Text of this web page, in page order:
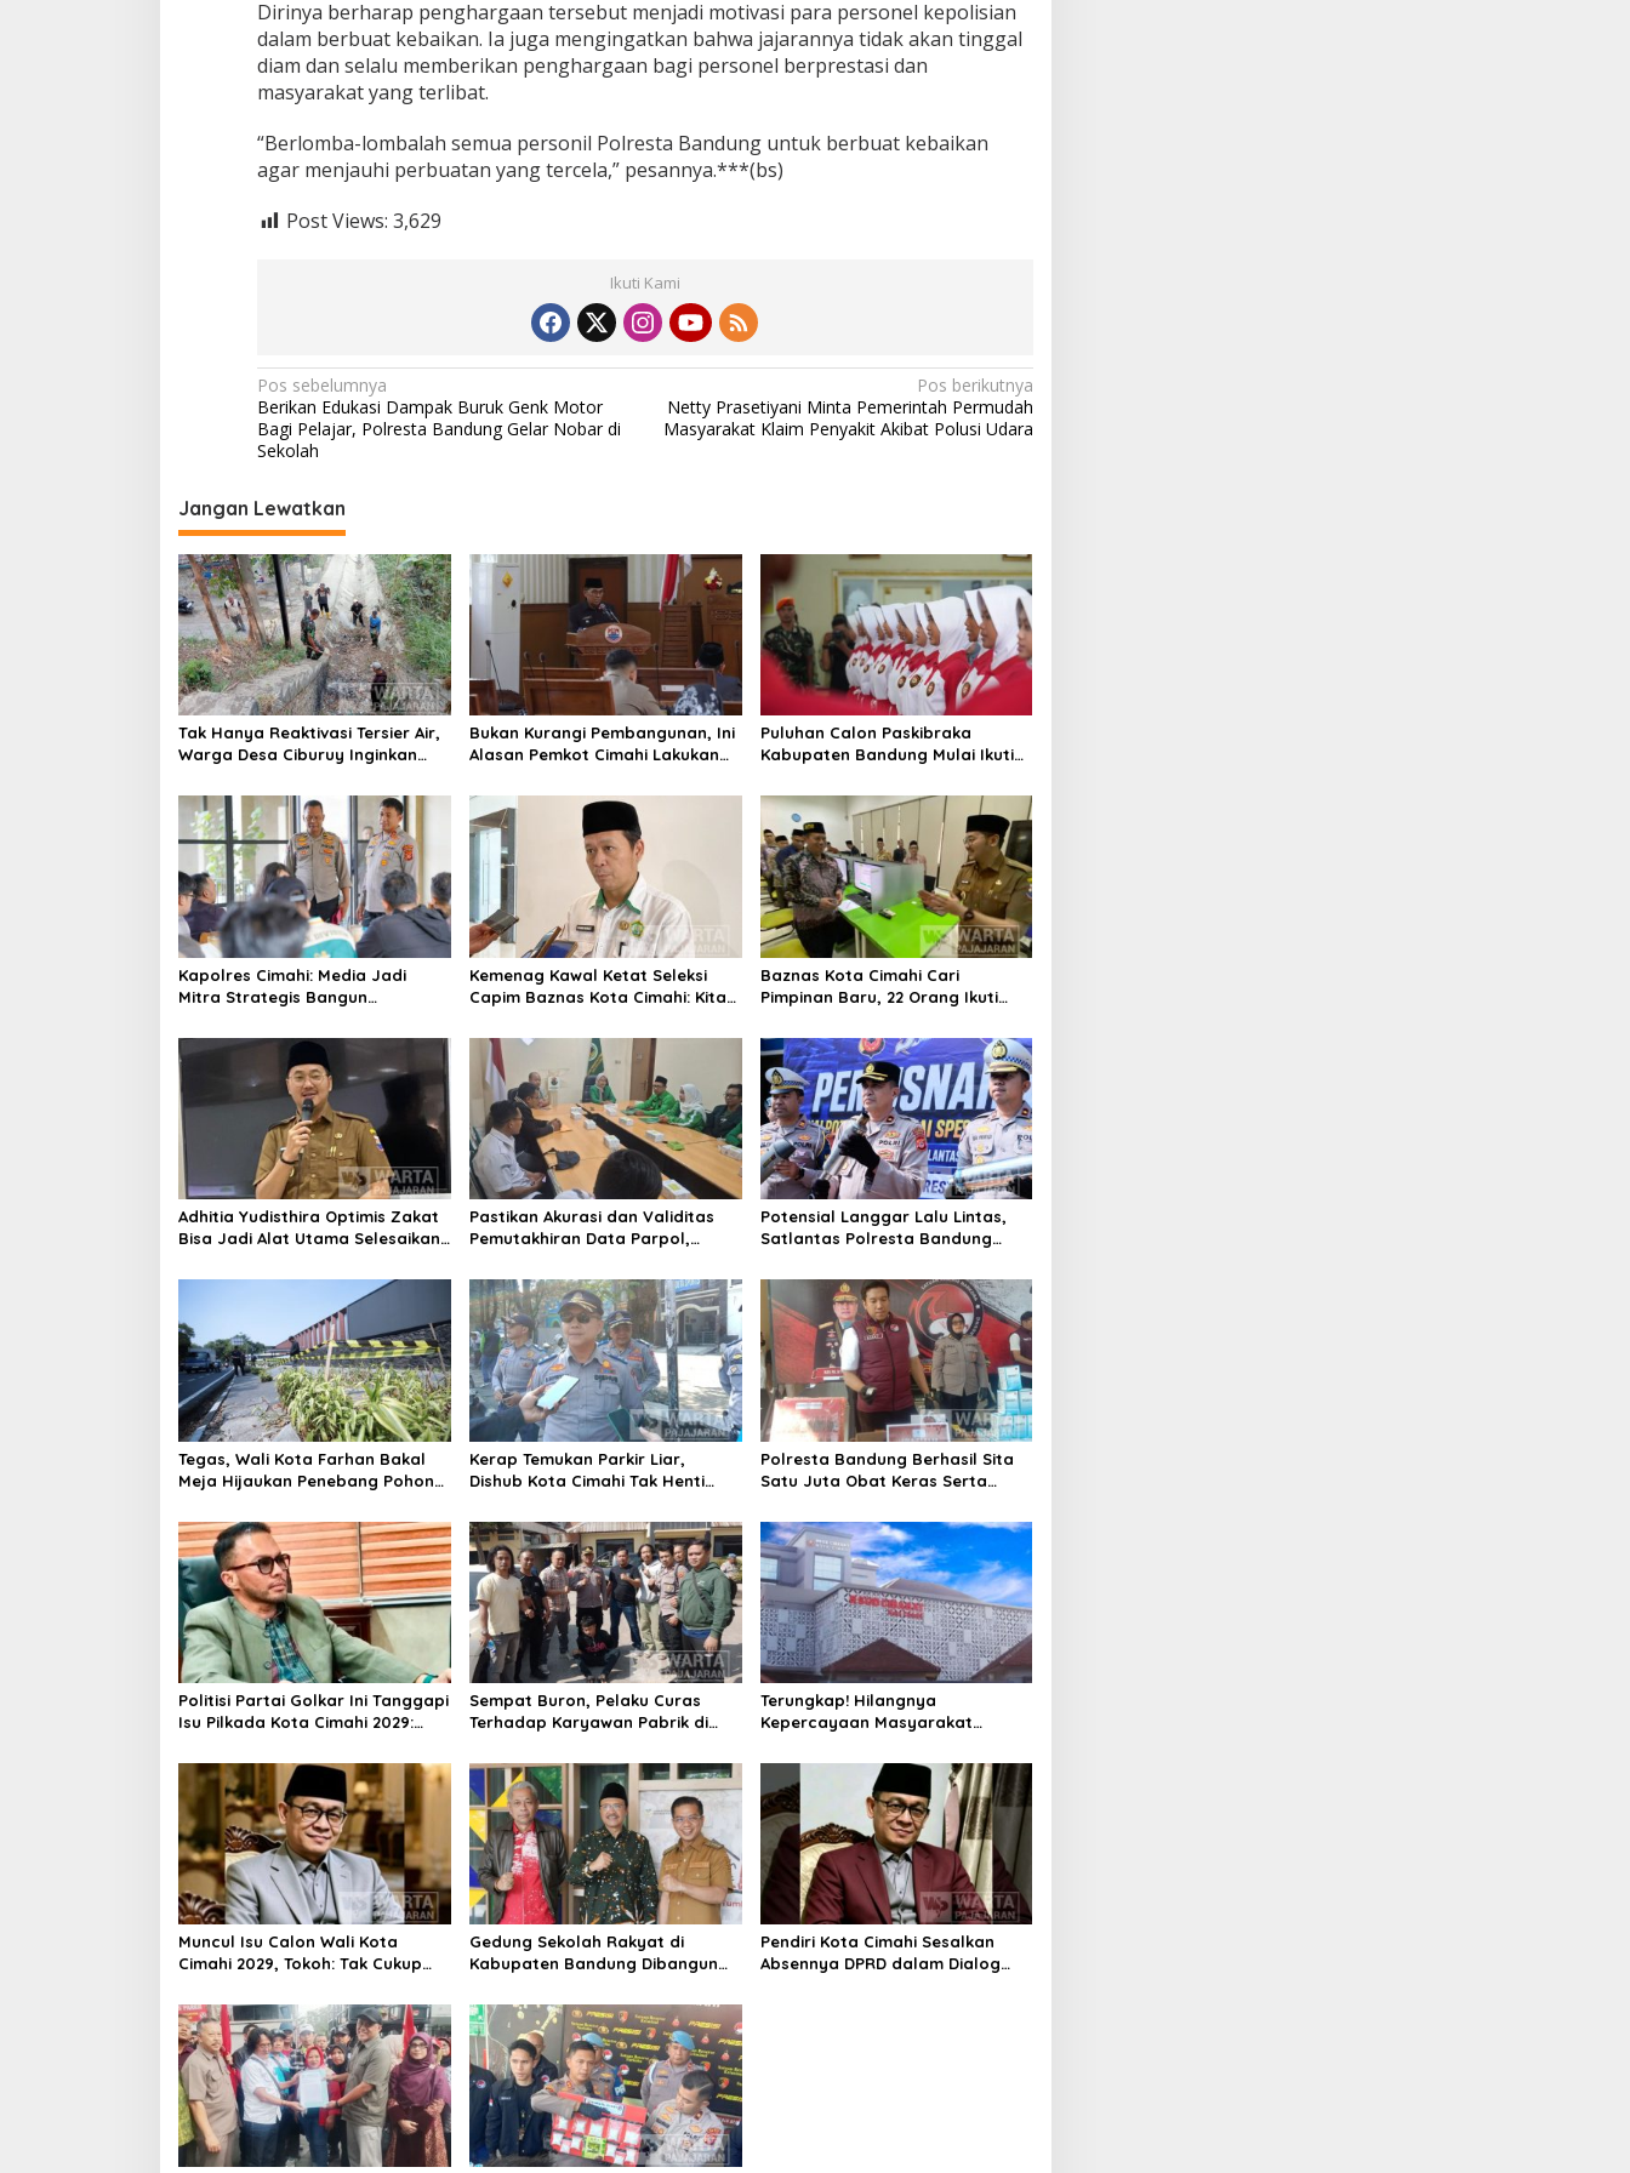
Dirinya berharap penghargaan tersebut menjadi motivasi para personel kepolisian
dalam berbuat kebaikan. Ia juga mengingatkan bahwa jajarannya tidak akan tinggal
diam dan selalu memberikan penghargaan bagi personel berprestasi dan
masyarakat yang terlibat.
“Berlomba-lombalah semua personil Polresta Bandung untuk berbuat kebaikan
agar menjauhi perbuatan yang tercela,” pesannya.***(bs)
Post Views: 3,629
Ikuti Kami
N
a
v
i
g
a
s
i
p
o
s
Pos sebelumnya
Berikan Edukasi Dampak Buruk Genk Motor
Bagi Pelajar, Polresta Bandung Gelar Nobar di
Sekolah
Pos berikutnya
Netty Prasetiyani Minta Pemerintah Permudah
Masyarakat Klaim Penyakit Akibat Polusi Udara
Jangan Lewatkan
Tak Hanya Reaktivasi Tersier Air,
Warga Desa Ciburuy Inginkan
Bukan Kurangi Pembangunan, Ini
Alasan Pemkot Cimahi Lakukan
Puluhan Calon Paskibraka
Kabupaten Bandung Mulai Ikuti
Kapolres Cimahi: Media Jadi
Mitra Strategis Bangun
Kemenag Kawal Ketat Seleksi
Capim Baznas Kota Cimahi: Kita
Berintegritas
Baznas Kota Cimahi Cari
Pimpinan Baru, 22 Orang Ikuti
Adhitia Yudisthira Optimis Zakat
Bisa Jadi Alat Utama Selesaikan
Pastikan Akurasi dan Validitas
Pemutakhiran Data Parpol,
Pengawasan
Potensial Langgar Lalu Lintas,
Satlantas Polresta Bandung
Brong
Tegas, Wali Kota Farhan Bakal
Meja Hijaukan Penebang Pohon
Kerap Temukan Parkir Liar,
Dishub Kota Cimahi Tak Henti
Polresta Bandung Berhasil Sita
Satu Juta Obat Keras Serta
Politisi Partai Golkar Ini Tanggapi
Isu Pilkada Kota Cimahi 2029:
Sempat Buron, Pelaku Curas
Terhadap Karyawan Pabrik di
Polisi
Terungkap! Hilangnya
Kepercayaan Masyarakat
Rebranding RSUD Cibabat
Muncul Isu Calon Wali Kota
Cimahi 2029, Tokoh: Tak Cukup
Parpol
Gedung Sekolah Rakyat di
Kabupaten Bandung Dibangun
Ribu Siswa
Pendiri Kota Cimahi Sesalkan
Absennya DPRD dalam Dialog